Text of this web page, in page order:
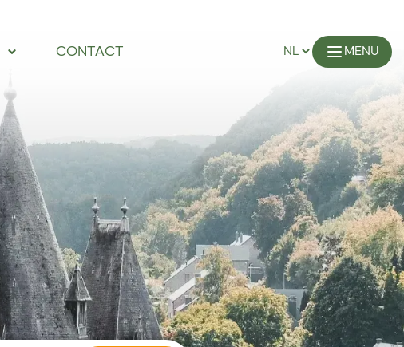
CONTACT MENU